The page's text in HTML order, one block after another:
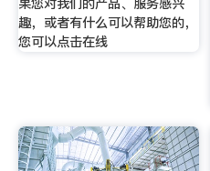
趣，或者有什么可以帮助您的，
您可以点击在线